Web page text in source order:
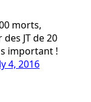
morts,
JT de 20
important !
4, 2016